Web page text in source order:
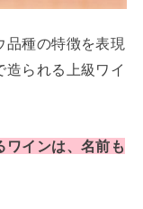
品種の特徴を表現
られる上級ワイ
ワインは、名前も